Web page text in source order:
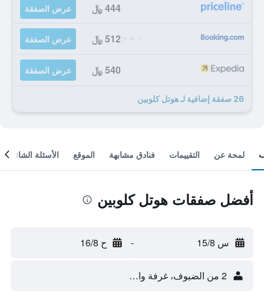
444 ﷼ عرض الصفقة
512 ﷼ عرض الصفقة
540 ﷼ عرض الصفقة
26 صفقة إضافية لـ هوتل كلوبين
لمحة عن التقييمات فنادق مشابهة الموقع الأسئلة الشائعة
أفضل صفقات هوتل كلوبين
س 15/8 - ح 16/8
2 من الضيوف، غرفة واحدة